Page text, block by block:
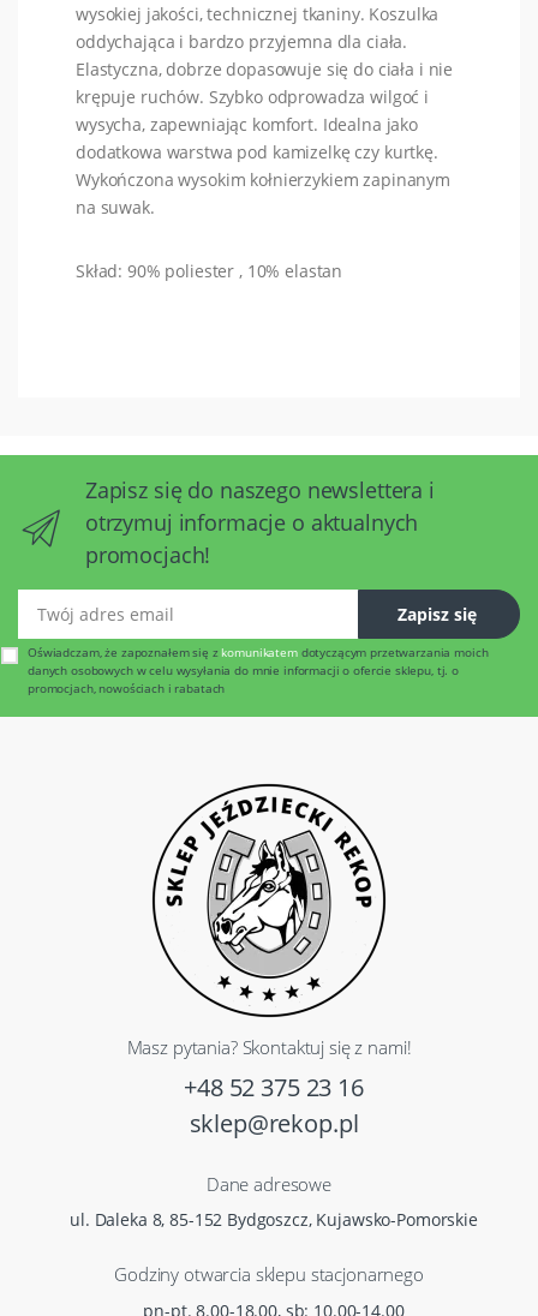
wysokiej jakości, technicznej tkaniny. Koszulka
oddychająca i bardzo przyjemna dla ciała.
Elastyczna, dobrze dopasowuje się do ciała i nie
krępuje ruchów. Szybko odprowadza wilgoć i
wysycha, zapewniając komfort. Idealna jako
dodatkowa warstwa pod kamizelkę czy kurtkę.
Wykończona wysokim kołnierzykiem zapinanym
na suwak.
Skład: 90% poliester , 10% elastan
Zapisz się do naszego newslettera i
otrzymuj informacje o aktualnych
promocjach!
Zapisz się
Oświadczam, że zapoznałem się z komunikatemdotyczącym przetwarzania moich
danych osobowych w celu wysyłania do mnie informacji o ofercie sklepu, tj. o
promocjach, nowościach i rabatach
Masz pytania? Skontaktuj się z nami!
+48 52 375 23 16
sklep@rekop.pl
Dane adresowe
ul. Daleka 8, 85-152 Bydgoszcz, Kujawsko-Pomorskie
Godziny otwarcia sklepu stacjonarnego
pn-pt. 8.00-18.00, sb: 10.00-14.00